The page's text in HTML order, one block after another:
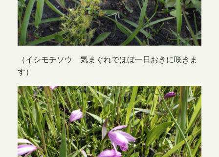
（イシモチソウ 気まぐれでほぼ一日おきに咲きま
す）